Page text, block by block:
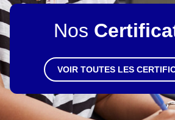
Nos
VOIR TOUTES LES